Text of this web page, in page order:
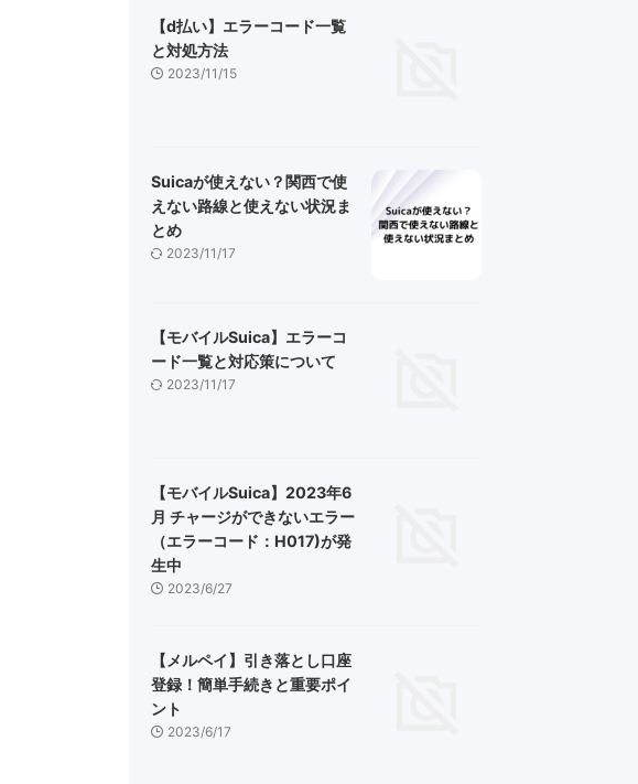
【d払い】エラーコード一覧
と対処方法
2023/11/15
Suicaが使えない？関西で使
えない路線と使えない状況ま
とめ
2023/11/17
【モバイルSuica】エラーコ
ード一覧と対応策について
2023/11/17
【モバイルSuica】2023年6
月 チャージができないエラー
（エラーコード：H017)が発
生中
2023/6/27
【メルペイ】引き落とし口座
登録！簡単手続きと重要ポイ
ント
2023/6/17